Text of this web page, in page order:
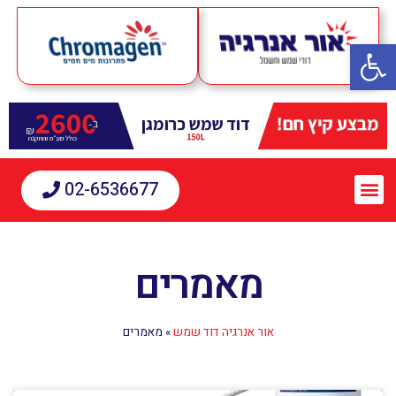
פתח סרגל נגישות
02-6536677
מאמרים
אור אנרגיה דוד שמש» מאמרים